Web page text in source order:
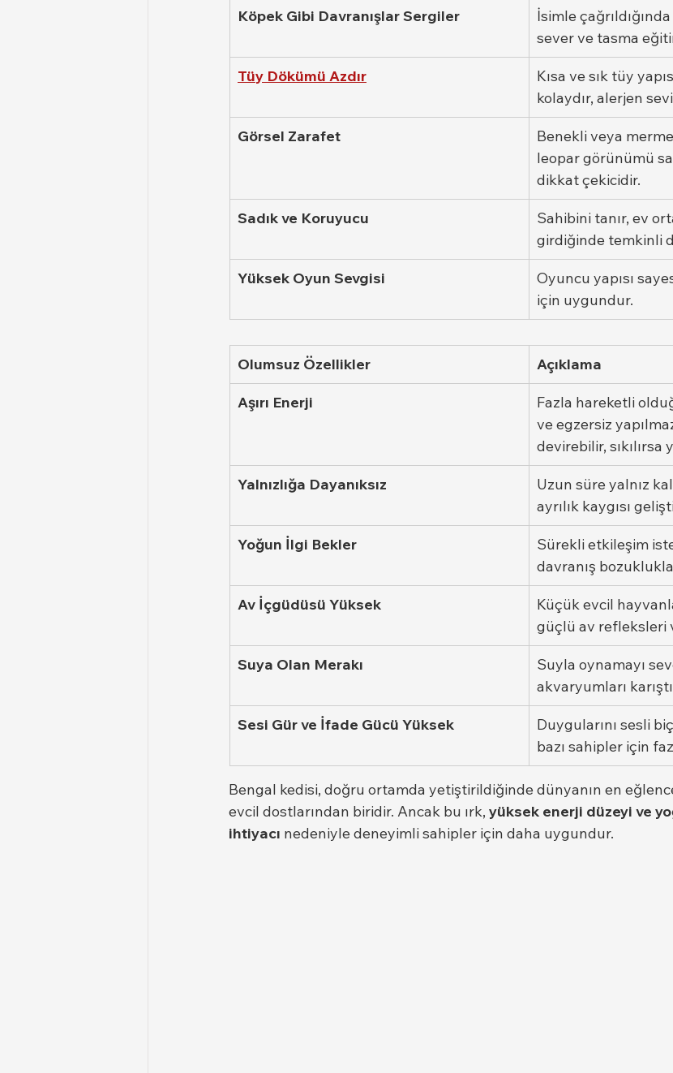
Köpek Gibi Davranışlar Sergiler
İsimle
sever ve tasma
Tüy Dökümü Azdır
Kısa ve sık tüy
kolaydır, alerjen
Görsel Zarafet
Benekli veya
leopar görünümü
dikkat çekicidir.
Sadık ve Koruyucu
Sahibini tanır, ev
girdiğinde temkinli
Yüksek Oyun Sevgisi
Oyuncu yapısı
için uygundur.
Olumsuz Özellikler Açıklama
Aşırı Enerji
Fazla hareketli
ve egzersiz
devirebilir, sıkılırsa
Yalnızlığa Dayanıksız
Uzun süre yalnız
ayrılık kaygısı
Yoğun İlgi Bekler
Sürekli etkileşim
davranış
Av İçgüdüsü Yüksek
Küçük evcil
güçlü av refleksleri
Suya Olan Merakı
Suyla oynamayı
akvaryumları
Sesi Gür ve İfade Gücü Yüksek
Duygularını sesli
bazı sahipler için
Bengal kedisi, doğru ortamda yetiştirildiğinde dünyanın en
evcil dostlarından biridir. Ancak bu ırk, yüksek enerji düzeyi ve
ihtiyacı nedeniyle deneyimli sahipler için daha uygundur.